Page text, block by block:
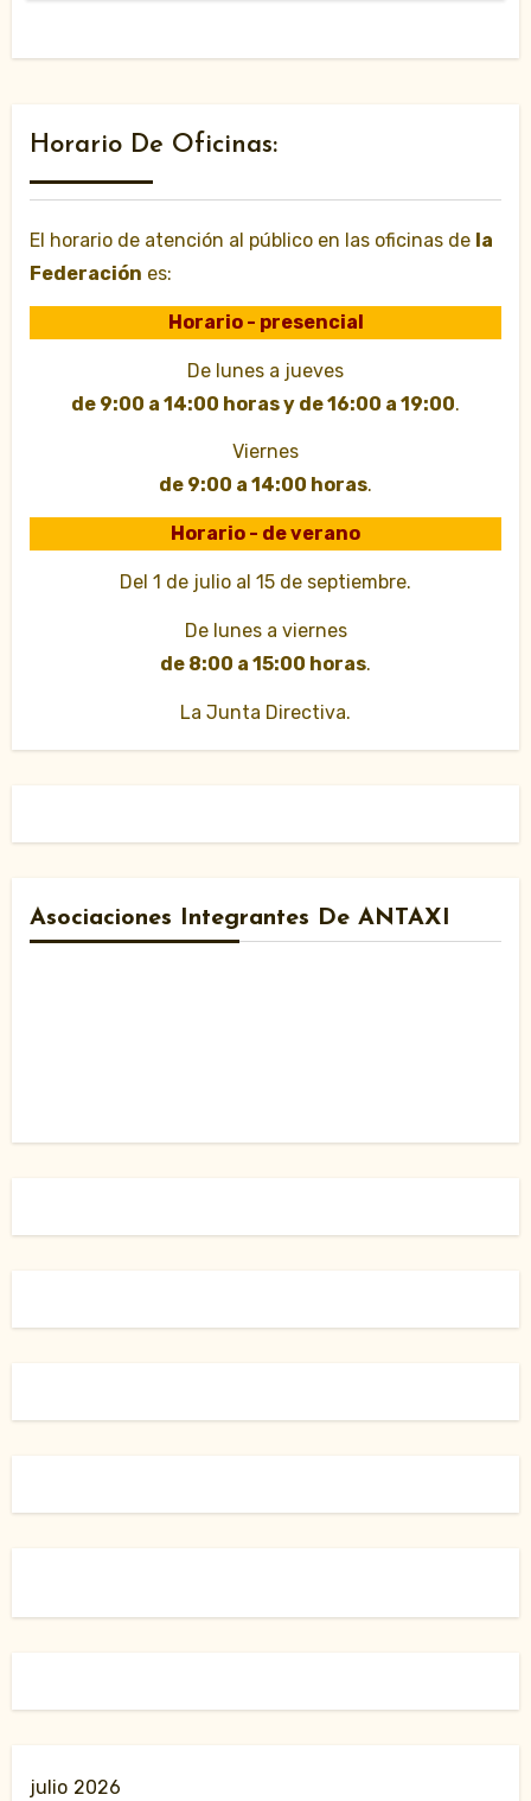
Horario De Oficinas:
El horario de atención al público en las oficinas de la
Federación es:
Horario - presencial
De lunes a jueves
de 9:00 a 14:00 horas y de 16:00 a 19:00.
Viernes
de 9:00 a 14:00 horas.
Horario - de verano
Del 1 de julio al 15 de septiembre.
De lunes a viernes
de 8:00 a 15:00 horas.
La Junta Directiva.
Asociaciones Integrantes De ANTAXI
julio 2026